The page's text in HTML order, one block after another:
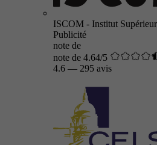
ISCOM - Institut
Publicité
note de
note de 4.64/5
4.6 — 295 avis